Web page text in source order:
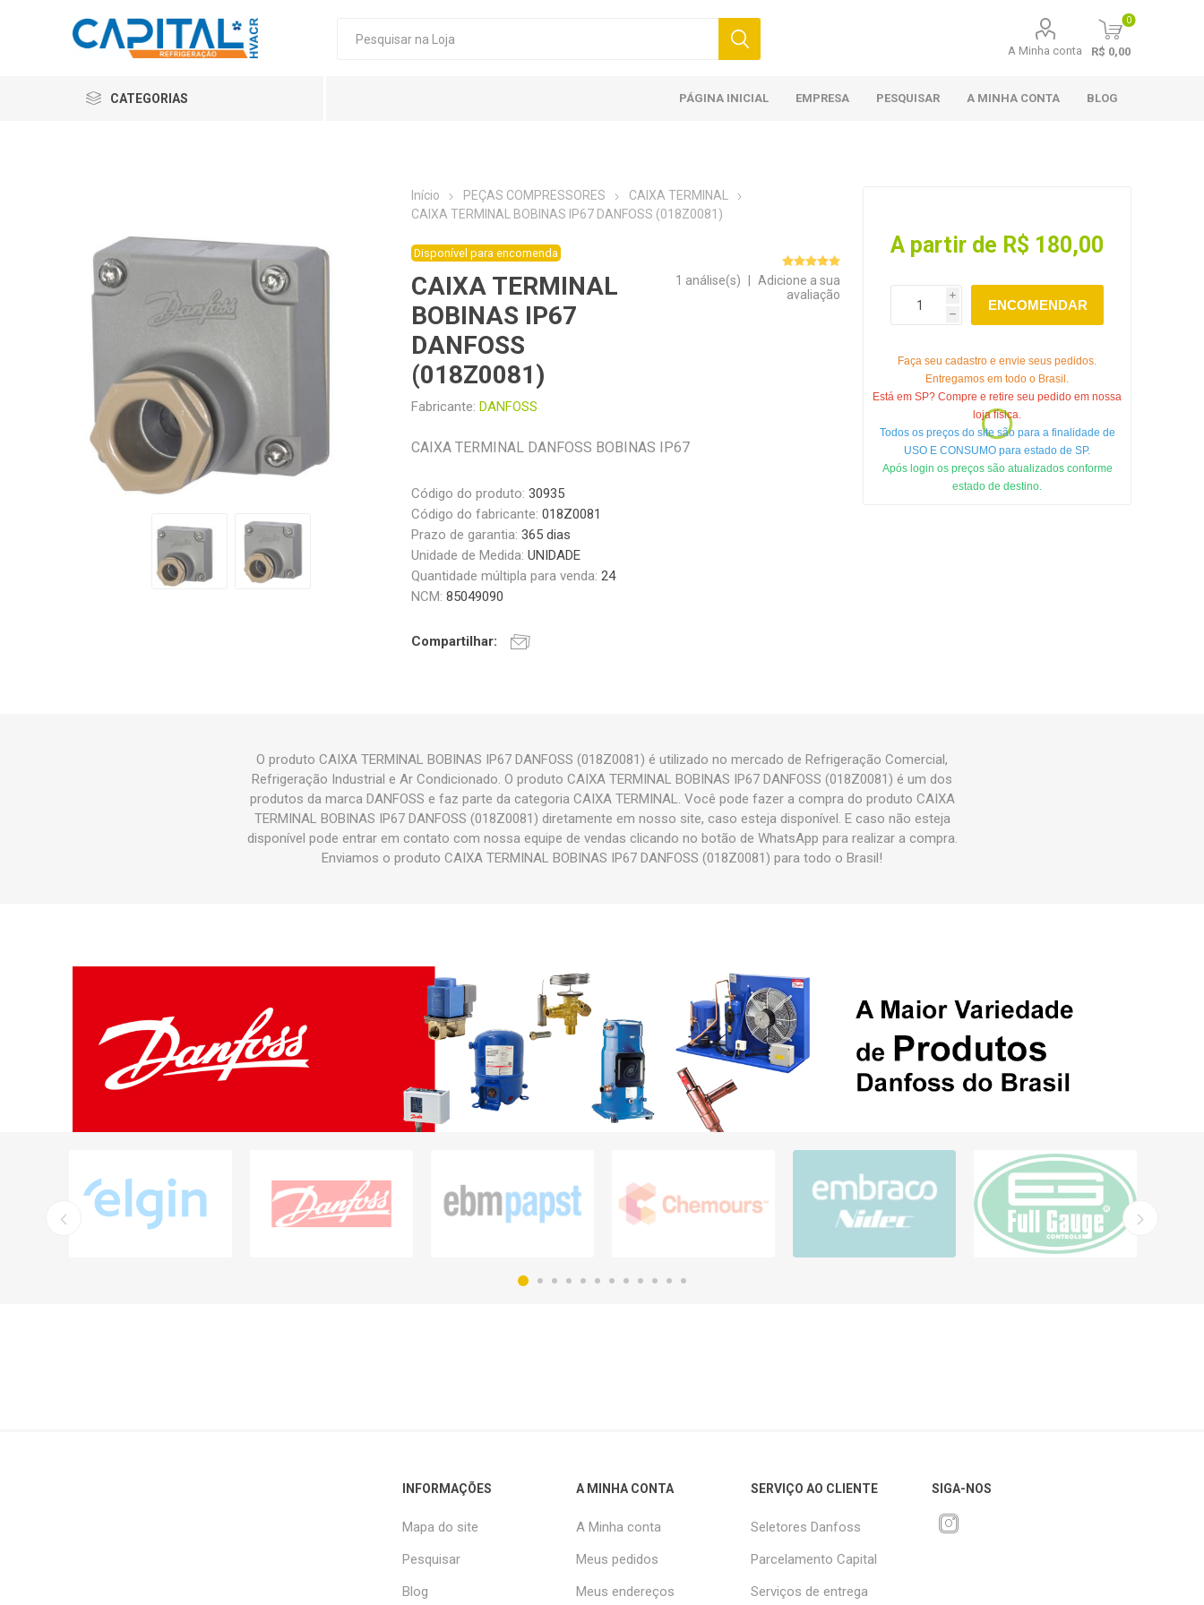
A Minha conta
0
R$ 0,00
CATEGORIAS PÁGINA INICIAL EMPRESA PESQUISAR A MINHA CONTA BLOG
Início PEÇAS COMPRESSORES
CAIXA TERMINAL
CAIXA TERMINAL BOBINAS IP67 DANFOSS (018Z0081)
Disponível para encomenda
CAIXA TERMINAL
BOBINAS IP67
DANFOSS
(018Z0081)
Fabricante: DANFOSS
1 análise(s)
Adicione a sua
avaliação
CAIXA TERMINAL DANFOSS BOBINAS IP67
Código do produto: 30935
Código do fabricante: 018Z0081
Prazo de garantia:365 dias
Unidade de Medida:UNIDADE
Quantidade múltipla para venda:24
NCM:85049090
Compartilhar:
A partir de R$ 180,00
i
h
ENCOMENDAR
Faça seu cadastro e envie seus pedidos.
Entregamos em todo o Brasil.
Está em SP? Compre e retire seu pedido em nossa
loja física.
Todos os preços do site são para a finalidade de
USO E CONSUMO para estado de SP.
Após login os preços são atualizados conforme
estado de destino.
O produto CAIXA TERMINAL BOBINAS IP67 DANFOSS (018Z0081) é utilizado no mercado de Refrigeração Comercial,
Refrigeração Industrial e Ar Condicionado. O produto CAIXA TERMINAL BOBINAS IP67 DANFOSS (018Z0081) é um dos
produtos da marca DANFOSS e faz parte da categoria CAIXA TERMINAL. Você pode fazer a compra do produto CAIXA
TERMINAL BOBINAS IP67 DANFOSS (018Z0081) diretamente em nosso site, caso esteja disponível. E caso não esteja
disponível pode entrar em contato com nossa equipe de vendas clicando no botão de WhatsApp para realizar a compra.
Enviamos o produto CAIXA TERMINAL BOBINAS IP67 DANFOSS (018Z0081) para todo o Brasil!
INFORMAÇÕES
Mapa do site
Pesquisar
Blog
A MINHA CONTA
A Minha conta
Meus pedidos
Meus endereços
SERVIÇO AO CLIENTE
Seletores Danfoss
Parcelamento Capital
Serviços de entrega
SIGA-NOS